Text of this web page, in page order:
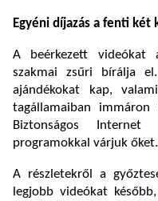
Egyéni díjazás a fenti
A beérkezett videókat
szakmai zsűri bírálja
ajándékokat kap,
tagállamaiban immáron
Biztonságos
programokkal várjuk őket.
A részletekről a
legjobb videókat